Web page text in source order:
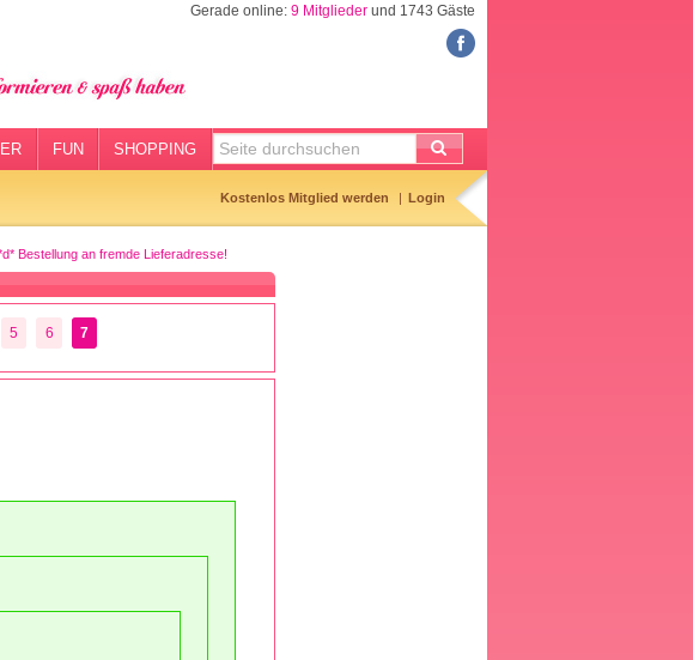
Gerade online: 9 Mitglieder und 1743 Gäste
FUN SHOPPING
Kostenlos Mitglied werden Login
Bestellung an fremde Lieferadresse!
5 6 7